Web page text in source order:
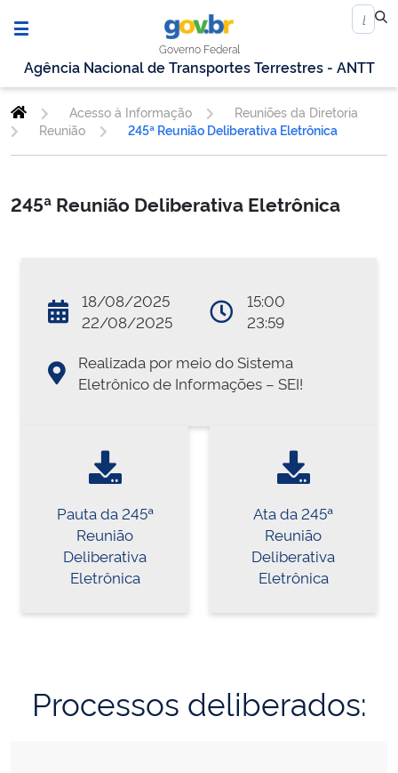
Governo Federal
Agência Nacional de Transportes Terrestres - ANTT
Acesso à Informação
Reuniões da Diretoria
Reunião
245ª Reunião Deliberativa Eletrônica
245ª Reunião Deliberativa Eletrônica
18/08/2025
22/08/2025
15:00
23:59
Realizada por meio do Sistema
Eletrônico de Informações – SEI!
Pauta da 245ª
Reunião
Deliberativa
Eletrônica
Ata da 245ª
Reunião
Deliberativa
Eletrônica
Processos deliberados: